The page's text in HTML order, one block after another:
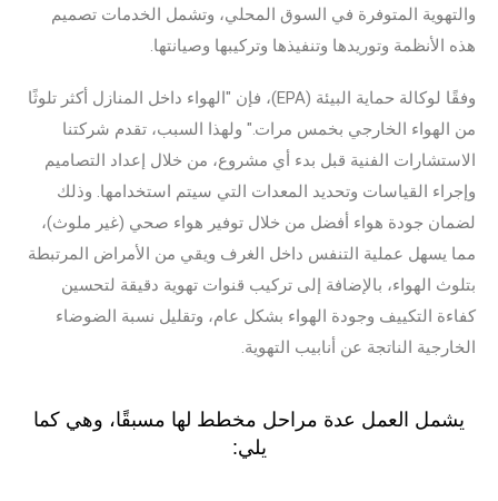
والتهوية المتوفرة في السوق المحلي، وتشمل الخدمات تصميم
هذه الأنظمة وتوريدها وتنفيذها وتركيبها وصيانتها.
وفقًا لوكالة حماية البيئة (EPA)، فإن "الهواء داخل المنازل أكثر تلوثًا
من الهواء الخارجي بخمس مرات." ولهذا السبب، تقدم شركتنا
الاستشارات الفنية قبل بدء أي مشروع، من خلال إعداد التصاميم
وإجراء القياسات وتحديد المعدات التي سيتم استخدامها. وذلك
لضمان جودة هواء أفضل من خلال توفير هواء صحي (غير ملوث)،
مما يسهل عملية التنفس داخل الغرف ويقي من الأمراض المرتبطة
بتلوث الهواء، بالإضافة إلى تركيب قنوات تهوية دقيقة لتحسين
كفاءة التكييف وجودة الهواء بشكل عام، وتقليل نسبة الضوضاء
الخارجية الناتجة عن أنابيب التهوية.
يشمل العمل عدة مراحل مخطط لها مسبقًا، وهي كما
يلي: